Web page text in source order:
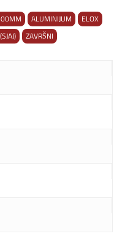
ALUMINIJUM
ELOX
ZAVRŠNI